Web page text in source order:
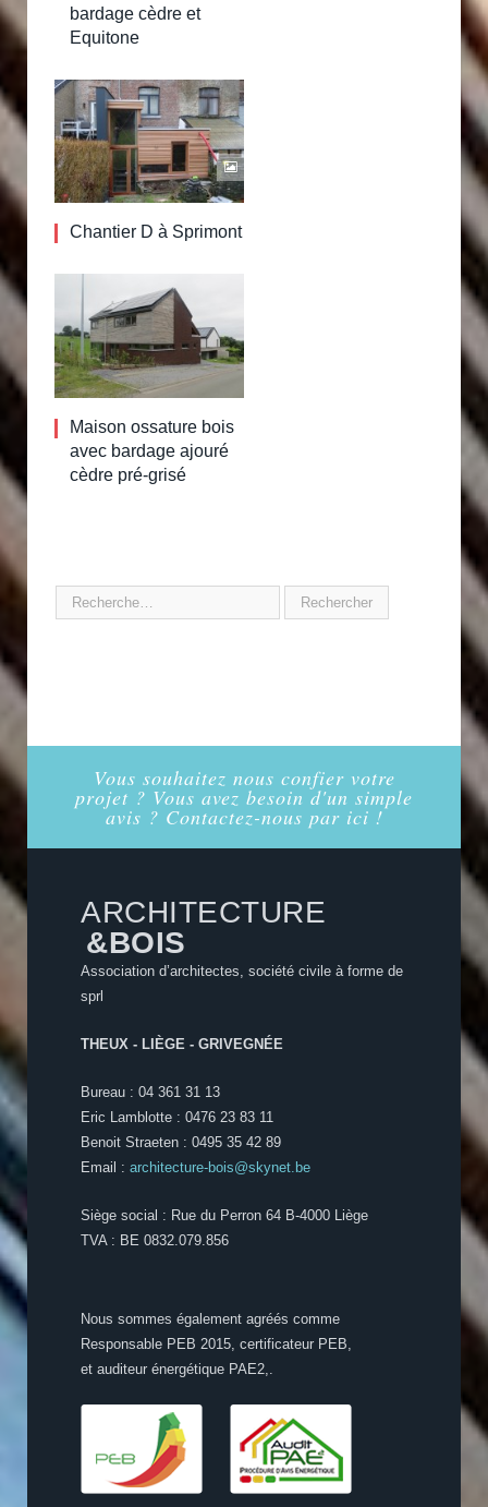
bardage cèdre et
Equitone
Chantier D à Sprimont
Maison ossature bois
avec bardage ajouré
cèdre pré-grisé
Vous souhaitez nous confier votre
projet ? Vous avez besoin d'un simple
avis ? Contactez-nous par ici !
ARCHITECTURE
&BOIS
Association d’architectes, société civile à forme de
sprl
THEUX - LIÈGE - GRIVEGNÉE
Bureau : 04 361 31 13
Eric Lamblotte : 0476 23 83 11
Benoit Straeten : 0495 35 42 89
Email : architecture-bois@skynet.be
Siège social : Rue du Perron 64 B-4000 Liège
TVA : BE 0832.079.856
Nous sommes également agréés comme
Responsable PEB 2015, certificateur PEB,
et auditeur énergétique PAE2,.